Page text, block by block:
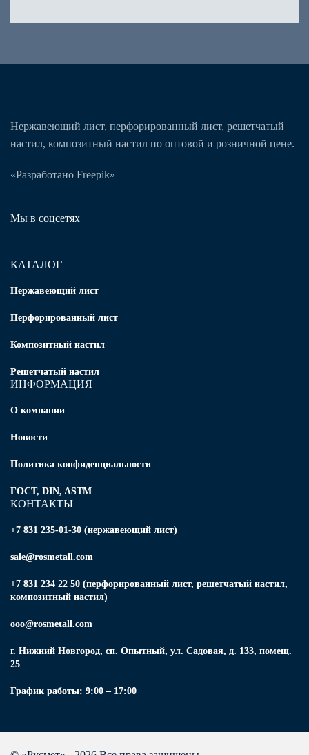
Нержавеющий лист, перфорированный лист, решетчатый
настил, композитный настил по оптовой и розничной цене.
«Разработано Freepik»
Мы в соцсетях
КАТАЛОГ
Нержавеющий лист
Перфорированный лист
Композитный настил
Решетчатый настил
ИНФОРМАЦИЯ
О компании
Новости
Политика конфиденциальности
ГОСТ, DIN, ASTM
КОНТАКТЫ
+7 831 235-01-30 (нержавеющий лист)
sale@rosmetall.com
+7 831 234 22 50 (перфорированный лист, решетчатый настил,
композитный настил)
ooo@rosmetall.com
г. Нижний Новгород, сп. Опытный, ул. Садовая, д. 133, помещ.
25
График работы: 9:00 – 17:00